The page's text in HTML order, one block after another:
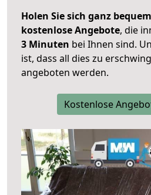
Holen Sie sich ganz
kostenlose Angebote, die
3 Minuten bei Ihnen sind.
ist, dass all dies zu
angeboten werden.
Kostenlose